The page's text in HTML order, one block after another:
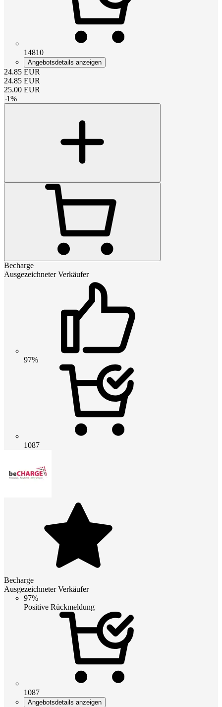
14810
Angebotsdetails anzeigen
24.85 EUR
24.85 EUR
25.00 EUR
-1%
Becharge
Ausgezeichneter Verkäufer
97%
1087
Becharge
Ausgezeichneter Verkäufer
97%
Positive Rückmeldung
1087
Angebotsdetails anzeigen